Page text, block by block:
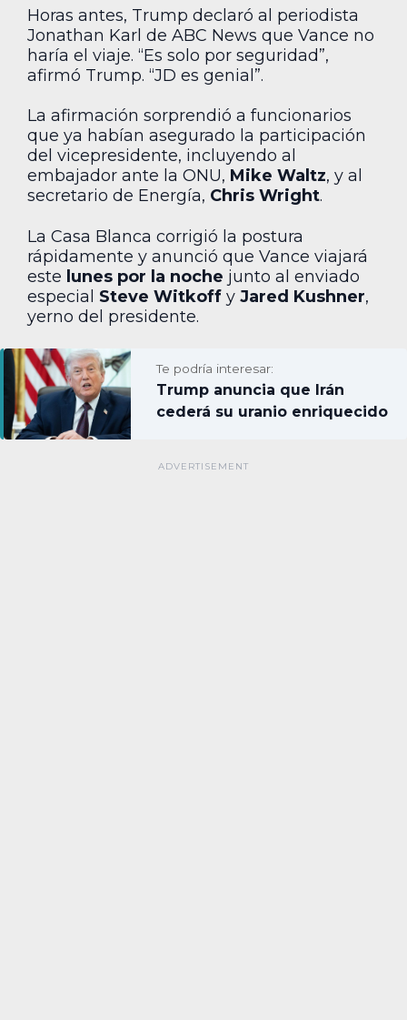
Horas antes, Trump declaró al periodista
Jonathan Karl de ABC News que Vance no
haría el viaje. “Es solo por seguridad”,
afirmó Trump. “JD es genial”.
La afirmación sorprendió a funcionarios
que ya habían asegurado la participación
del vicepresidente, incluyendo al
embajador ante la ONU, Mike Waltz, y al
secretario de Energía, Chris Wright.
La Casa Blanca corrigió la postura
rápidamente y anunció que Vance viajará
este lunes por la noche junto al enviado
especial Steve Witkoff y Jared Kushner,
yerno del presidente.
Te podría interesar:
Trump anuncia que Irán
cederá su uranio enriquecido